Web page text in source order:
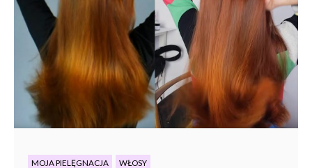
MOJA PIELĘGNACJA WŁOSY